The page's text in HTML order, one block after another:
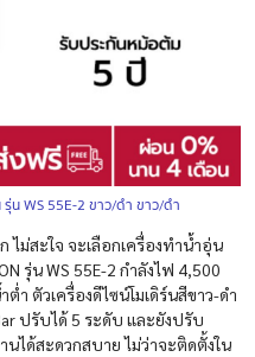
น WS 55E-2 ขาว/ดำ ขาว/ดำ
ไม่สะใจ จะเลือกเครื่องทําน้ำอุ่น
รุ่น WS 55E-2 กำลังไฟ 4,500
ต่ำ ตัวเครื่องดีไซน์โมเดิร์นสีขาว-ดำ
ปรับได้ 5 ระดับ และยังปรับ
นได้สะดวกสบายไม่ว่าจะติดตั้งใน